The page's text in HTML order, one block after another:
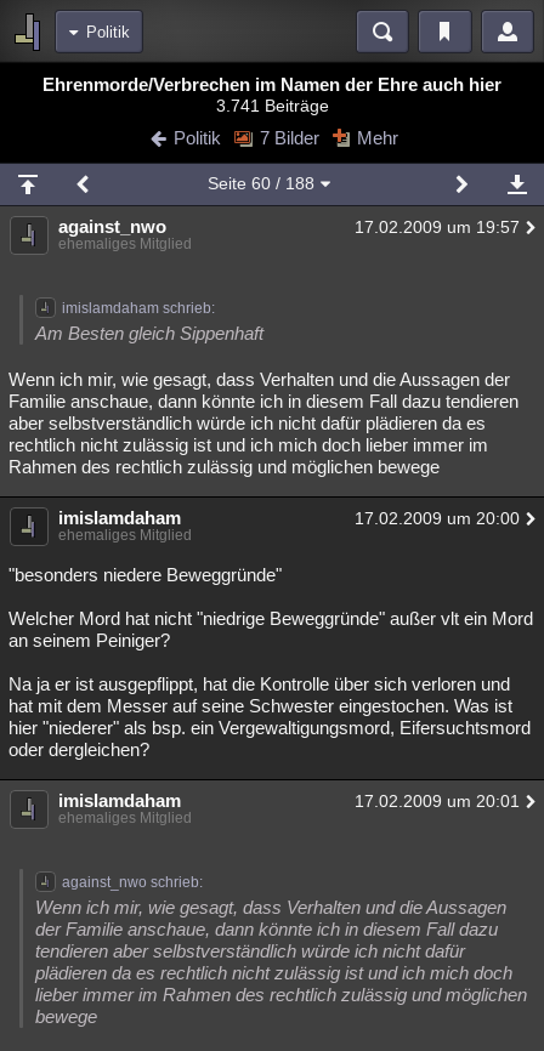
Politik
Bereiche
Blogs Videos
Chat Wiki Neuigkeiten
meine Rubriken
Menschen Wissenschaft Mystery Kriminalfälle
Natur Umfragen Unterhaltung
Philosophie Träume Orte Esoterik Literatur
Astronomie Helpdesk Gruppen Gaming Filme
Musik Clash Verbesserungen Allmystery English
Übersichten
Besucht Teilgenommen Alle
Lesenswert Schlüsselwörter
Ehrenmorde/Verbrechen im Namen der Ehre auch hier
3.741 Beiträge
Politik 7 Bilder Mehr
Seite 60/ 188
against_nwo 17.02.2009 um 19:57
ehemaliges Mitglied
imislamdaham schrieb:
Am Besten gleich Sippenhaft
Wenn ich mir, wie gesagt, dass Verhalten und die Aussagen der
Familie anschaue, dann könnte ich in diesem Fall dazu tendieren
aber selbstverständlich würde ich nicht dafür plädieren da es
rechtlich nicht zulässig ist und ich mich doch lieber immer im
Rahmen des rechtlich zulässig und möglichen bewege
imislamdaham 17.02.2009 um 20:00
ehemaliges Mitglied
"besonders niedere Beweggründe"
Welcher Mord hat nicht "niedrige Beweggründe" außer vlt ein Mord
an seinem Peiniger?
Na ja er ist ausgepflippt, hat die Kontrolle über sich verloren und
hat mit dem Messer auf seine Schwester eingestochen. Was ist
hier "niederer" als bsp. ein Vergewaltigungsmord, Eifersuchtsmord
oder dergleichen?
imislamdaham 17.02.2009 um 20:01
ehemaliges Mitglied
against_nwo schrieb:
Wenn ich mir, wie gesagt, dass Verhalten und die Aussagen
der Familie anschaue, dann könnte ich in diesem Fall dazu
tendieren aber selbstverständlich würde ich nicht dafür
plädieren da es rechtlich nicht zulässig ist und ich mich doch
lieber immer im Rahmen des rechtlich zulässig und möglichen
bewege